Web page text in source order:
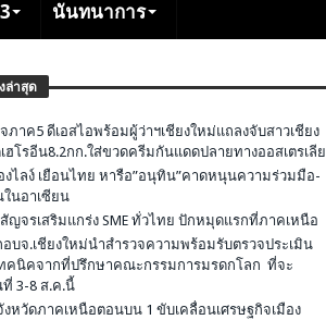
นันทนาการ
ล่าสุด
ภาค5 ดีเอสไอพร้อมผู้ว่าฯเชียงใหม่แถลงจับสาวเชียง
ฮโรอีน8.2กก.ใส่ขวดครีมกันแดดปลายทางออสเตรเลีย
ไลง์ เยือนไทย หารือ”อนุทิน”คาดหนุนความร่วมมือ-
นอาเซียน
ญจรเสริมแกร่ง SME ทั่วไทย ปักหมุดแรกที่ภาคเหนือ
บจ.เชียงใหม่นำสำรวจความพร้อมรับตรวจประเมิน
คนิคจากที่ปรึกษาคณะกรรมการมรดกโลก ที่จะ
3-8 ส.ค.นี้
หวัดภาคเหนือตอนบน 1 ขับเคลื่อนเศรษฐกิจเมือง